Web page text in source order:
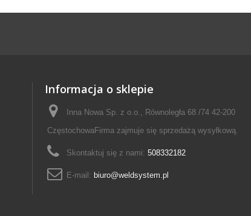
Informacja o sklepie
Inna Nowa Sp. z o.o., Równoległa 68 /74 42-200
CzęstochowaFirma zajmuje się sprzedażą wysyłkową.
Skontaktuj się z nami: 508332182
E-mail: biuro@weldsystem.pl